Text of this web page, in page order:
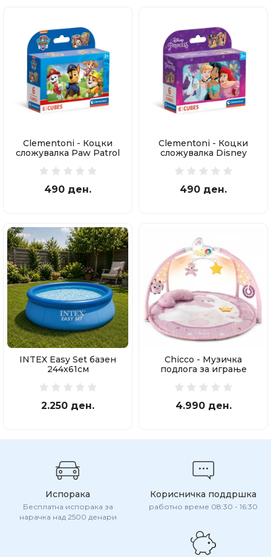
Clementoni - Коцки
сложувалка Paw Patrol
490 ден.
Clementoni - Коцки
сложувалка Disney
490 ден.
INTEX Easy Set базен
244x61см
2.250 ден.
Chicco - Музичка
подлога за играње
4.990 ден.
Испорака
Бесплатна испорака за
нарачка над 2500 денари
Корисничка поддршка
работно време 08:30 - 16:30